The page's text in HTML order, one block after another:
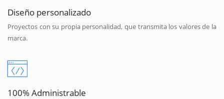
Diseño personalizado
Proyectos con su propia personalidad, que transmita los valores de la
marca.
100% Administrable